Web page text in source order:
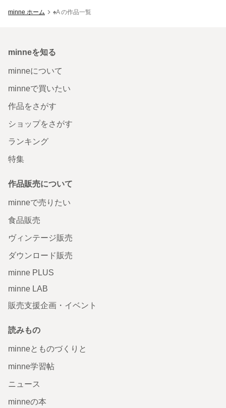
minne ホーム ♠A の作品一覧
minneを知る
minneについて
minneで買いたい
作品をさがす
ショップをさがす
ランキング
特集
作品販売について
minneで売りたい
食品販売
ヴィンテージ販売
ダウンロード販売
minne PLUS
minne LAB
販売支援企画・イベント
読みもの
minneとものづくりと
minne学習帖
ニュース
minneの本